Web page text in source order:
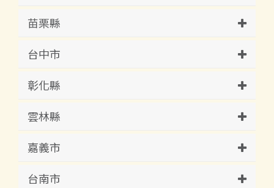
苗栗縣
台中市
彰化縣
雲林縣
嘉義市
台南市